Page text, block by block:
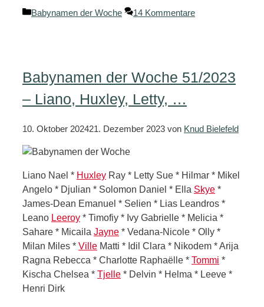
Kategorien
Babynamen der Woche 14 Kommentare
Babynamen der Woche 51/2023
– Liano, Huxley, Letty, …
10. Oktober 202421. Dezember 2023 von Knud Bielefeld
Liano Nael * Huxley Ray * Letty Sue * Hilmar * Mikel
Angelo * Djulian * Solomon Daniel * Ella Skye *
James-Dean Emanuel * Selien * Lias Leandros *
Leano Leeroy * Timofiy * Ivy Gabrielle * Melicia *
Sahare * Micaila Jayne * Vedana-Nicole * Olly *
Milan Miles * Ville Matti * Idil Clara * Nikodem * Arija
Ragna Rebecca * Charlotte Raphaëlle * Tommi *
Kischa Chelsea * Tjelle * Delvin * Helma * Leeve *
Henri Dirk